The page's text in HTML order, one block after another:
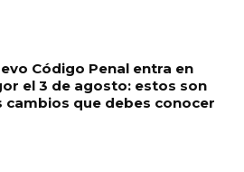
Código Penal entra en
el 3 de agosto: estos son
cambios que debes conocer